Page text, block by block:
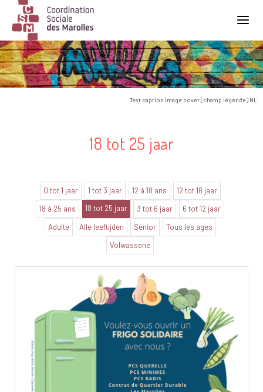
Main Navigation
Test caption image cover [champ légende] NL
18 tot 25 jaar
0 tot 1 jaar 1 tot 3 jaar 12 à 18 ans
12 tot 18 jaar
18 à 25 ans
18 tot 25 jaar 3 tot 6 jaar
6 tot 12 jaar
Adulte
Alle leeftijden Senior
Tous les ages
Volwassene